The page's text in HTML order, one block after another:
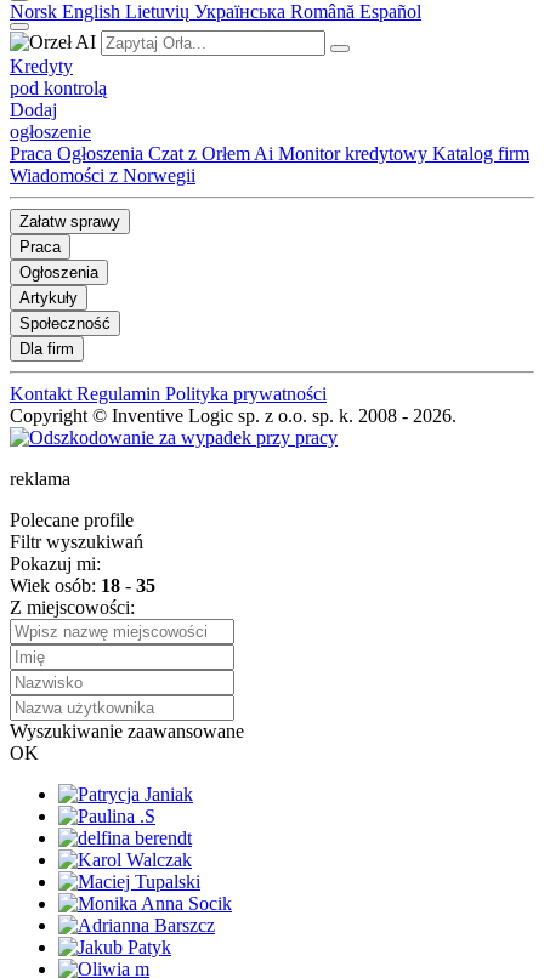
Norsk English Lietuvių Українська Română Español
Kredyty
pod kontrolą
Dodaj
ogłoszenie
Praca Ogłoszenia Czat z Orłem Ai Monitor kredytowy Katalog firm
Wiadomości z Norwegii
Załatw sprawy
Praca
Ogłoszenia
Artykuły
Społeczność
Dla firm
Kontakt Regulamin Polityka prywatności
Copyright © Inventive Logic sp. z o.o. sp. k. 2008 - 2026.
reklama
Polecane profile
Filtr wyszukiwań
Pokazuj mi:
Wiek osób: 18 - 35
Z miejscowości:
Wyszukiwanie zaawansowane
OK